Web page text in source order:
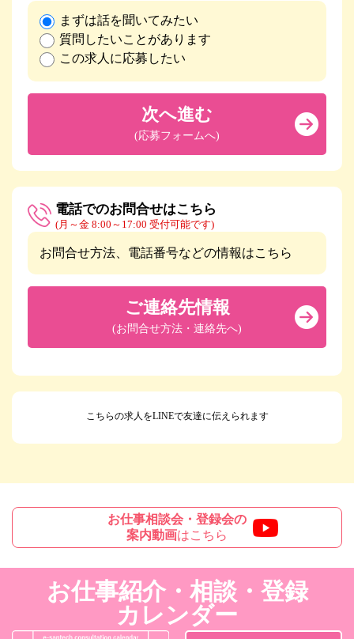
まずは話を聞いてみたい
質問したいことがあります
この求人に応募したい
次へ進む
(応募フォームへ)
電話でのお問合せはこちら
(月～金 8:00～17:00 受付可能です)
お問合せ方法、電話番号などの情報はこちら
ご連絡先情報
(お問合せ方法・連絡先へ)
こちらの求人をLINEで友達に伝えられます
お仕事相談会・登録会の
案内動画はこちら
お仕事紹介・相談・登録
カレンダー